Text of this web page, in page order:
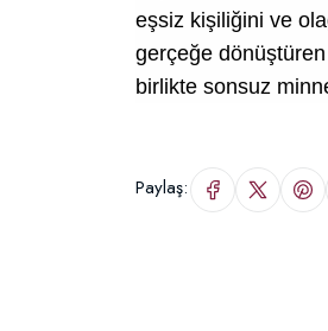
eşsiz kişiliğini ve
gerçeğe dönüştüren
birlikte sonsuz
Paylaş: